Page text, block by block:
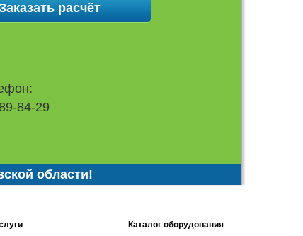
84-29
области!
Каталог оборудования